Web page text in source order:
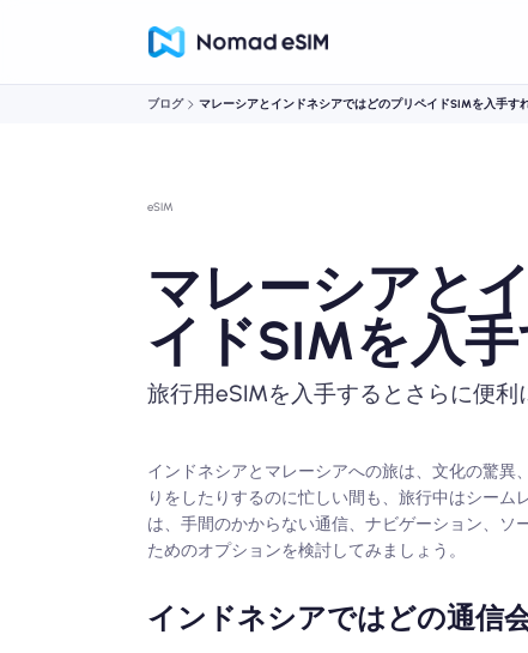
ブログ マレーシアとインドネシアではどのプリペイドSIMを入手す
eSIM
マレーシアと
イドSIMを入
旅行用eSIMを入手するとさらに便利
インドネシアとマレーシアへの旅は、文化の驚
りをしたりするのに忙しい間も、旅行中はシー
は、手間のかからない通信、ナビゲーション、
ためのオプションを検討してみましょう。
インドネシアではどの通信